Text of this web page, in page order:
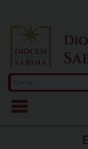
content
per: